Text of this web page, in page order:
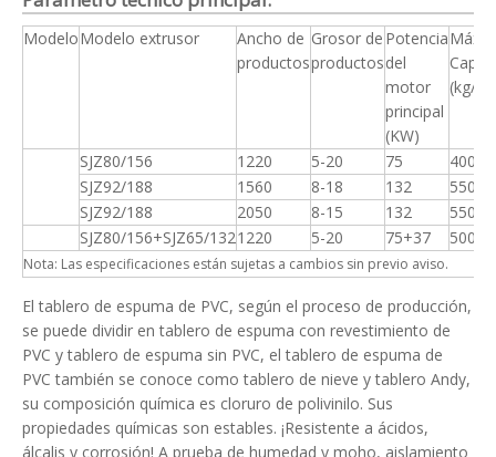
ModeloModelo extrusor
Ancho de
productos
Grosor de
productos
Potencia
del
motor
principal
(KW)
Máx.
(kg/h)
SJZ80/156 1220 5-20 75
400
SJZ92/188
1560 8-18 132
550
SJZ92/188
2050 8-15 132
550
SJZ80/156+SJZ65/1321220 5-20 75+37 500
Nota: Las especificaciones están sujetas a cambios sin previo aviso.
El tablero de espuma de PVC, según el proceso de producción,
se puede dividir en tablero de espuma con revestimiento de
PVC y tablero de espuma sin PVC, el tablero de espuma de
PVC también se conoce como tablero de nieve y tablero Andy,
su composición química es cloruro de polivinilo. Sus
propiedades químicas son estables. ¡Resistente a ácidos,
álcalis y corrosión! A prueba de humedad y moho, aislamiento